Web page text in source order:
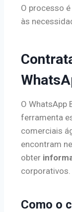
O processo
às
O WhatsApp
ferramenta
comerciais
encontram
obter
corporativos.
Como o